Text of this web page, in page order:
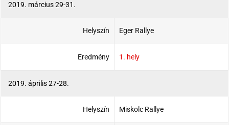
2019. március 29-31.
Helyszín Eger Rallye
Eredmény 1. hely
2019. április 27-28.
Helyszín Miskolc Rallye